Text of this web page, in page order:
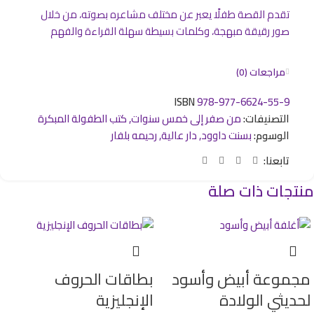
تقدم القصة طفلًا يعبر عن مختلف مشاعره بصوته، من خلال
صور رقيقة مبهجة، وكلمات بسيطة سهلة القراءة والفهم
مراجعات (0)
ISBN978-977-6624-55-9
التصنيفات:من صفر إلى خمس سنوات,كتب الطفولة المبكرة
الوسوم:بسنت داوود,دار عالية,رحيمه بلفار
تابعنا:
منتجات ذات صلة
مجموعة أبيض وأسود
لحديثي الولادة
بطاقات الحروف
الإنجليزية